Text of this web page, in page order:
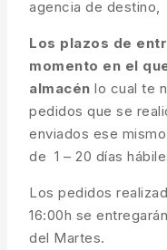
agencia de destino,
Los plazos de
momento en el
almacén lo cual te
pedidos que se
enviados ese
de 1 – 20 días
Los pedidos
16:00h se
del Martes.